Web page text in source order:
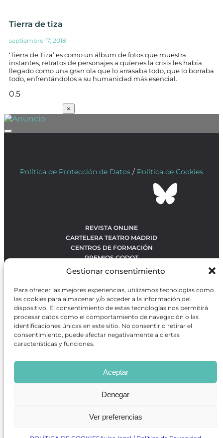
Gestionar consentimiento
Para ofrecer las mejores experiencias, utilizamos tecnologías como
las cookies para almacenar y/o acceder a la información del
dispositivo. El consentimiento de estas tecnologías nos permitirá
procesar datos como el comportamiento de navegación o las
identificaciones únicas en este sitio. No consentir o retirar el
consentimiento, puede afectar negativamente a ciertas
características y funciones.
Aceptar
Denegar
Ver preferencias
Tierra de tiza
septiembre 17, 2018
‘Tierra de Tiza’ es como un álbum de fotos que muestra
instantes, retratos de personajes a quienes la crisis les había
llegado como una gran ola que lo arrasaba todo, que lo borraba
todo, enfrentándolos a su humanidad más esencial.
×
Política de Protección de Datos / Política de Cookies
REVISTA ONLINE
CARTELERA TEATRO MADRID
CENTROS DE FORMACIÓN
PREMIOS GODOT
CONTACTO
OBRAS MÁS VOTADAS
RANKING MEJORES OBRAS
BÚSQUEDA AVANZADA DE OBRAS
Revista GODOTes una revista independiente especializada
en información sobre artes escénicas de Madrid, gratuita y
que se distribuye en espacios escénicos, además de otros
puntos de interés turístico y de ocio de la capital.